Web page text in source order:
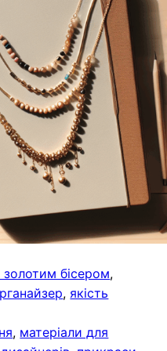
золотим бісером
, якість
, матеріали для